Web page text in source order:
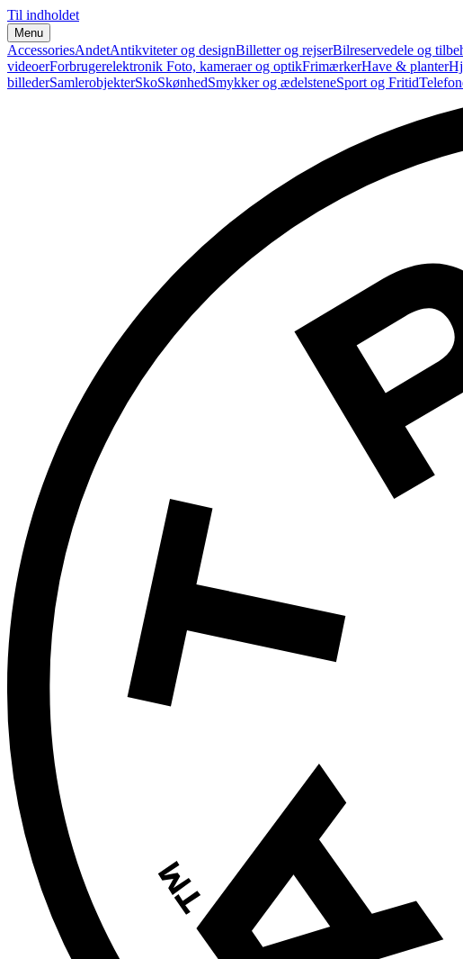
Til indholdet
Menu
AccessoriesAndetAntikviteter og designBilletter og rejserBilreservedele og
videoerForbrugerelektronik Foto, kameraer og optikFrimærkerHave & planter
billederSamlerobjekterSkoSkønhedSmykker og ædelsteneSport og Fritid